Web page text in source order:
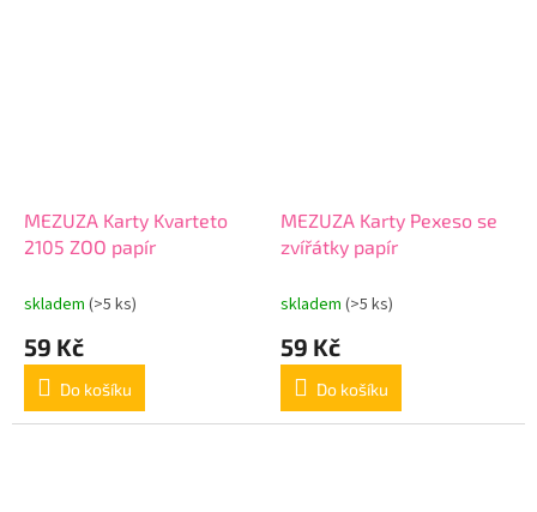
MEZUZA Karty Kvarteto
2105 ZOO papír
skladem (>5 ks)
59 Kč
Do košíku
MEZUZA Karty Pexeso se
zvířátky papír
skladem (>5 ks)
59 Kč
Do košíku